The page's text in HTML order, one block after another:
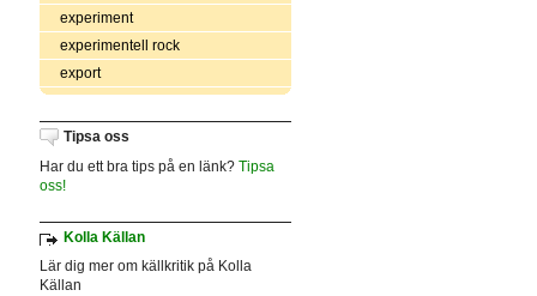
experiment
experimentell rock
export
Tipsa oss
Har du ett bra tips på en länk? Tipsa
oss!
Kolla Källan
Lär dig mer om källkritik på Kolla
Källan